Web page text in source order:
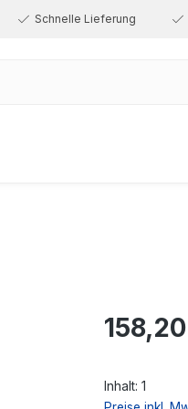
Schnelle Lieferung
Regulärer Preis:
Inhalt: 1